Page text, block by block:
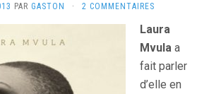
PAR GASTON · 2 COMMENTAIRES
Laura
Mvula a
fait parler
d’elle en